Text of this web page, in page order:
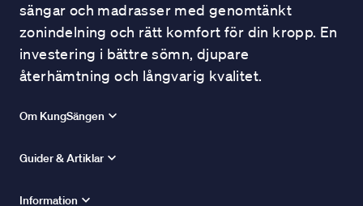
sängar och madrasser med genomtänkt
zonindelning och rätt komfort för din kropp. En
investering i bättre sömn, djupare
återhämtning och långvarig kvalitet.
Om KungSängen
Guider & Artiklar
Information